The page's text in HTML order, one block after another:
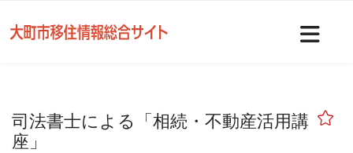
司法書士による「相続・不動産活用講
座」